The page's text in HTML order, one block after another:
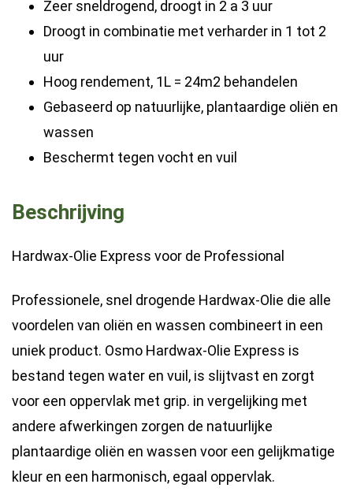
Zeer sneldrogend, droogt in 2 a 3 uur
Droogt in combinatie met verharder in 1 tot 2
uur
Hoog rendement, 1L = 24m2 behandelen
Gebaseerd op natuurlijke, plantaardige oliën en
wassen
Beschermt tegen vocht en vuil
Beschrijving
Hardwax-Olie Express voor de Professional
Professionele, snel drogende Hardwax-Olie die alle
voordelen van oliën en wassen combineert in een
uniek product. Osmo Hardwax-Olie Express is
bestand tegen water en vuil, is slijtvast en zorgt
voor een oppervlak met grip. in vergelijking met
andere afwerkingen zorgen de natuurlijke
plantaardige oliën en wassen voor een gelijkmatige
kleur en een harmonisch, egaal oppervlak.